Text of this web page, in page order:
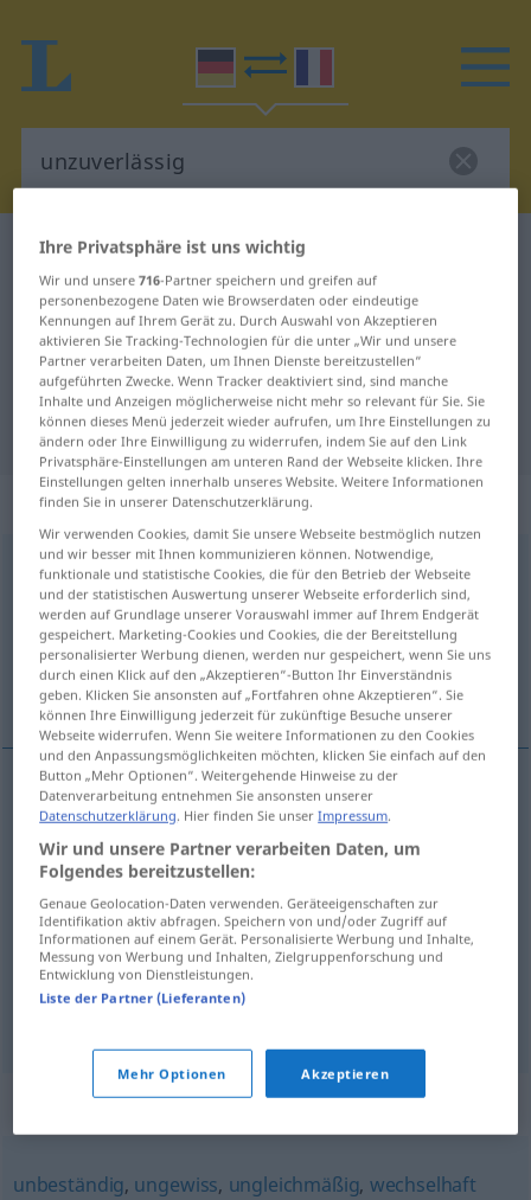
Deutsch-Französisch Wörterbuch
Deutsch-Französisch Übersetzung
für "unzuverlässig"
"unzuverlässig" Französisch
Übersetzung
„unzuverlässig“: Adjektiv
unzuverlässigadj
Übersicht aller Übersetzungen
(Für mehr Details die Übersetzung anklicken/antippen)
peu fiable, infidèle, peu sûr, douteux
peufiable unzuverlässig Mensch
infidèle unzuverlässigGedächtnis
peusûr unzuverlässig Nachrichtenquelle
douteux unzuverlässig
Synonyme für "unzuverlässig"
unbeständig, ungewiss, ungleichmäßig, wechselhaft
Ihre Privatsphäre ist uns wichtig
Wir und unsere716-Partner speichern und greifen auf
personenbezogene Daten wie Browserdaten oder eindeutige
Kennungen auf Ihrem Gerät zu. Durch Auswahl von Akzeptieren
aktivieren Sie Tracking-Technologien für die unter „Wir und unsere
Partner verarbeiten Daten, um Ihnen Dienste bereitzustellen“
aufgeführten Zwecke. Wenn Tracker deaktiviert sind, sind manche
Inhalte und Anzeigen möglicherweise nicht mehr so relevant für Sie. Sie
können dieses Menü jederzeit wieder aufrufen, um Ihre Einstellungen zu
ändern oder Ihre Einwilligung zu widerrufen, indem Sie auf den Link
Privatsphäre-Einstellungen am unteren Rand der Webseite klicken. Ihre
Einstellungen gelten innerhalb unseres Website. Weitere Informationen
finden Sie in unserer Datenschutzerklärung.
Wir verwenden Cookies, damit Sie unsere Webseite bestmöglich nutzen
und wir besser mit Ihnen kommunizieren können. Notwendige,
funktionale und statistische Cookies, die für den Betrieb der Webseite
und der statistischen Auswertung unserer Webseite erforderlich sind,
werden auf Grundlage unserer Vorauswahl immer auf Ihrem Endgerät
gespeichert. Marketing-Cookies und Cookies, die der Bereitstellung
personalisierter Werbung dienen, werden nur gespeichert, wenn Sie uns
durch einen Klick auf den „Akzeptieren“-Button Ihr Einverständnis
geben. Klicken Sie ansonsten auf „Fortfahren ohne Akzeptieren“. Sie
können Ihre Einwilligung jederzeit für zukünftige Besuche unserer
Webseite widerrufen. Wenn Sie weitere Informationen zu den Cookies
und den Anpassungsmöglichkeiten möchten, klicken Sie einfach auf den
Button „Mehr Optionen“. Weitergehende Hinweise zu der
Datenverarbeitung entnehmen Sie ansonsten unserer
Datenschutzerklärung. Hier finden Sie unserImpressum.
Wir und unsere Partner verarbeiten Daten, um
Folgendes bereitzustellen:
Genaue Geolocation-Daten verwenden. Geräteeigenschaften zur
Identifikation aktiv abfragen. Speichern von und/oder Zugriff auf
Informationen auf einem Gerät. Personalisierte Werbung und Inhalte,
Messung von Werbung und Inhalten, Zielgruppenforschung und
Entwicklung von Dienstleistungen.
Liste der Partner (Lieferanten)
Mehr Optionen Akzeptieren